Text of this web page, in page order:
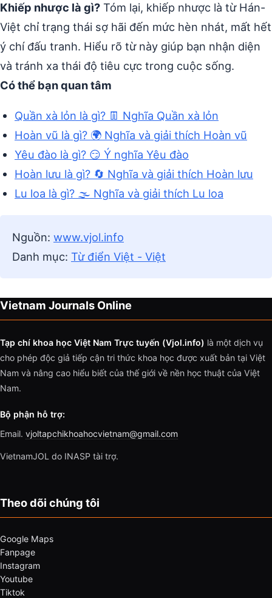
Khiếp nhược là gì? Tóm lại, khiếp nhược là từ Hán-
Việt chỉ trạng thái sợ hãi đến mức hèn nhát, mất hết
ý chí đấu tranh. Hiểu rõ từ này giúp bạn nhận diện
và tránh xa thái độ tiêu cực trong cuộc sống.
Có thể bạn quan tâm
Quần xà lỏn là gì? 👖 Nghĩa Quần xà lỏn
Hoàn vũ là gì? 🌍 Nghĩa và giải thích Hoàn vũ
Yêu đào là gì? 😏 Ý nghĩa Yêu đào
Hoàn lưu là gì? 🔄 Nghĩa và giải thích Hoàn lưu
Lu loa là gì? 🌫️ Nghĩa và giải thích Lu loa
Nguồn: www.vjol.info
Danh mục: Từ điển Việt - Việt
Vietnam Journals Online
Tạp chí khoa học Việt Nam Trực tuyến (Vjol.info) là một dịch vụ
cho phép độc giả tiếp cận tri thức khoa học được xuất bản tại Việt
Nam và nâng cao hiểu biết của thế giới về nền học thuật của Việt
Nam.
Bộ phận hỗ trợ:
Email. vjoltapchikhoahocvietnam@gmail.com
VietnamJOL do INASP tài trợ.
Theo dõi chúng tôi
Google Maps
Fanpage
Instagram
Youtube
Tiktok